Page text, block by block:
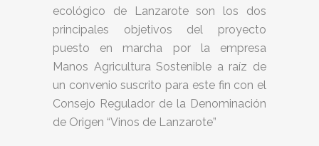
ecológico de Lanzarote son los dos
principales objetivos del proyecto
puesto en marcha por la empresa
Manos Agricultura Sostenible a raíz de
un convenio suscrito para este fin con el
Consejo Regulador de la Denominación
de Origen “Vinos de Lanzarote”